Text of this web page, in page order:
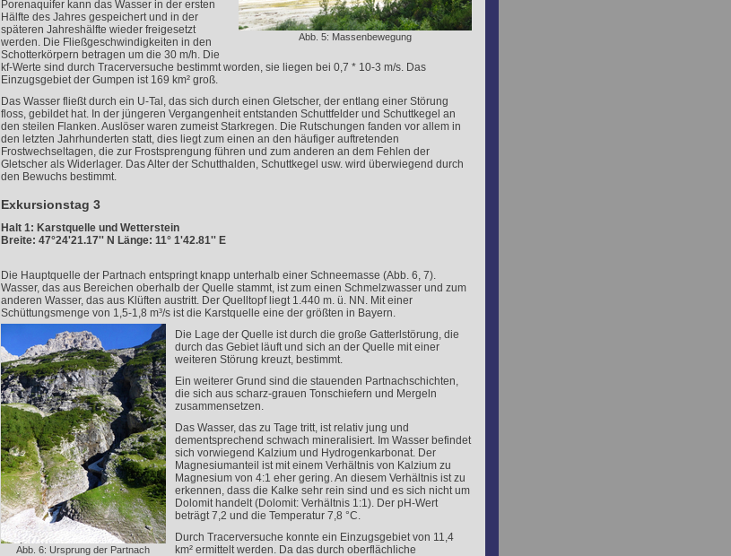
Abb. 5: Massenbewegung
Porenaquifer kann das Wasser in der ersten
Hälfte des Jahres gespeichert und in der
späteren Jahreshälfte wieder freigesetzt
werden. Die Fließgeschwindigkeiten in den
Schotterkörpern betragen um die 30 m/h. Die
kf-Werte sind durch Tracerversuche bestimmt worden, sie liegen bei 0,7 * 10-3 m/s. Das
Einzugsgebiet der Gumpen ist 169 km² groß.
Das Wasser fließt durch ein U-Tal, das sich durch einen Gletscher, der entlang einer Störung
floss, gebildet hat. In der jüngeren Vergangenheit entstanden Schuttfelder und Schuttkegel an
den steilen Flanken. Auslöser waren zumeist Starkregen. Die Rutschungen fanden vor allem in
den letzten Jahrhunderten statt, dies liegt zum einen an den häufiger auftretenden
Frostwechseltagen, die zur Frostsprengung führen und zum anderen an dem Fehlen der
Gletscher als Widerlager. Das Alter der Schutthalden, Schuttkegel usw. wird überwiegend durch
den Bewuchs bestimmt.
Exkursionstag 3
Halt 1: Karstquelle und Wetterstein
Breite: 47°24'21.17'' N Länge: 11° 1'42.81'' E
Die Hauptquelle der Partnach entspringt knapp unterhalb einer Schneemasse (Abb. 6, 7).
Wasser, das aus Bereichen oberhalb der Quelle stammt, ist zum einen Schmelzwasser und zum
anderen Wasser, das aus Klüften austritt. Der Quelltopf liegt 1.440 m. ü. NN. Mit einer
Schüttungsmenge von 1,5-1,8 m³/s ist die Karstquelle eine der größten in Bayern.
Abb. 6: Ursprung der Partnach
Die Lage der Quelle ist durch die große Gatterlstörung, die
durch das Gebiet läuft und sich an der Quelle mit einer
weiteren Störung kreuzt, bestimmt.
Ein weiterer Grund sind die stauenden Partnachschichten,
die sich aus scharz-grauen Tonschiefern und Mergeln
zusammensetzen.
Das Wasser, das zu Tage tritt, ist relativ jung und
dementsprechend schwach mineralisiert. Im Wasser befindet
sich vorwiegend Kalzium und Hydrogenkarbonat. Der
Magnesiumanteil ist mit einem Verhältnis von Kalzium zu
Magnesium von 4:1 eher gering. An diesem Verhältnis ist zu
erkennen, dass die Kalke sehr rein sind und es sich nicht um
Dolomit handelt (Dolomit: Verhältnis 1:1). Der pH-Wert
beträgt 7,2 und die Temperatur 7,8 °C.
Durch Tracerversuche konnte ein Einzugsgebiet von 11,4
km² ermittelt werden. Da das durch oberflächliche